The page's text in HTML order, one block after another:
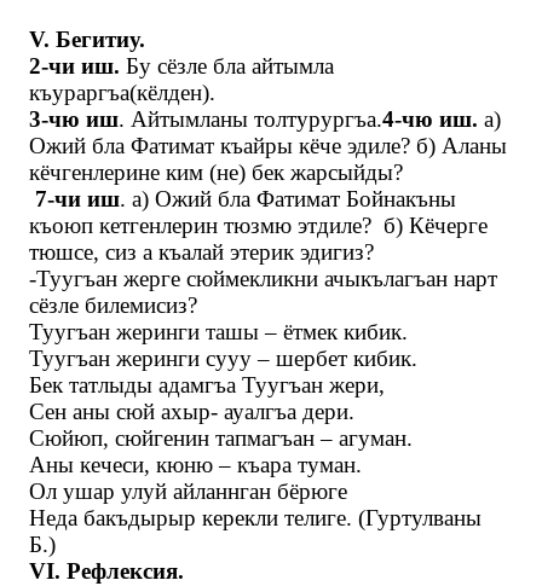
V. Бегитиу.
2-чи иш. Бу сёзле бла айтымла
къураргъа(кёлден).
3-чю иш. Айтымланы толтурургъа.4-чю иш. а)
Ожий бла Фатимат къайры кёче эдиле? б) Аланы
кёчгенлерине ким (не) бек жарсыйды?
7-чи иш. а) Ожий бла Фатимат Бойнакъны
къоюп кетгенлерин тюзмю этдиле? б) Кёчерге
тюшсе, сиз а къалай этерик эдигиз?
-Туугъан жерге сюймекликни ачыкълагъан нарт
сёзле билемисиз?
Туугъан жеринги ташы – ётмек кибик.
Туугъан жеринги сууу – шербет кибик.
Бек татлыды адамгъа Туугъан жери,
Сен аны сюй ахыр- ауалгъа дери.
Сюйюп, сюйгенин тапмагъан – агуман.
Аны кечеси, кюню – къара туман.
Ол ушар улуй айланнган бёрюге
Неда бакъдырыр керекли телиге. (Гуртулваны
Б.)
VI. Рефлексия.